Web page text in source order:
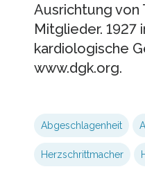
Ausrichtung von
Mitglieder. 1927
kardiologische
www.dgk.org.
Abgeschlagenheit
Herzschrittmacher